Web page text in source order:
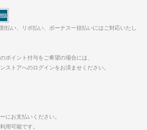
払い、リボ払い、ボーナス一括払いにはご対応いたし
ポイント付与をご希望の場合には、
ストアへのログインをお済ませください。
にお支払いください。
用可能です。